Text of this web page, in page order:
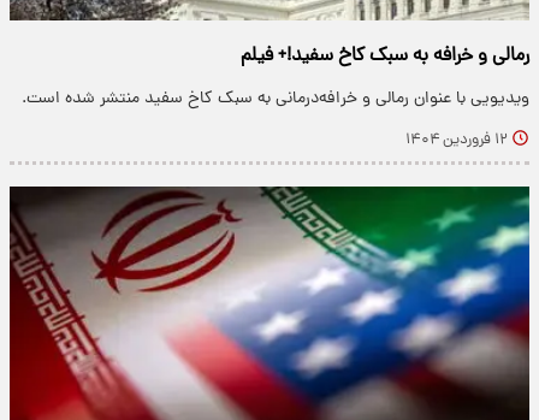
رمالی و خرافه به سبک کاخ سفید!+ فیلم
ویدیویی با عنوان رمالی و خرافه‌درمانی به سبک کاخ سفید منتشر شده است.
۱۲ فروردین ۱۴۰۴